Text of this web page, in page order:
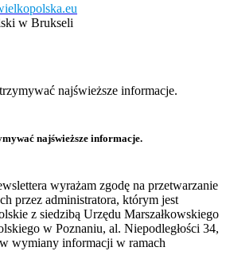
w Brukseli
najświeższe informacje.
najświeższe informacje.
wyrażam zgodę na przetwarzanie
przez administratora, którym jest
z siedzibą Urzędu Marszałkowskiego
w Poznaniu, al. Niepodległości 34,
wymiany informacji w ramach